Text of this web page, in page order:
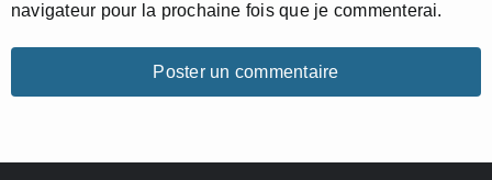
navigateur pour la prochaine fois que je commenterai.